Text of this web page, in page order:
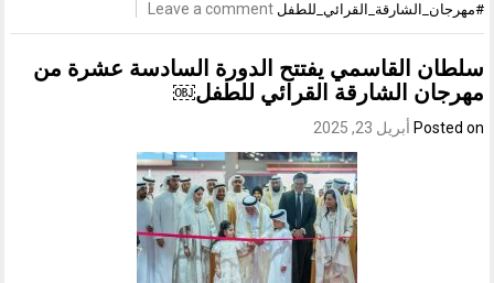
#مهرجان_الشارقة_القرائي_للطفل Leave a comment
سلطان القاسمي يفتتح الدورة السادسة عشرة من
مهرجان الشارقة القرائي للطفل￼
Posted on أبريل 23, 2025